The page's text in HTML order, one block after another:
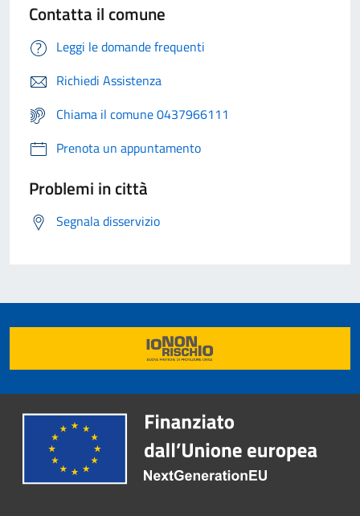
Contatta il comune
Leggi le domande frequenti
Richiedi Assistenza
Chiama il comune 0437966111
Prenota un appuntamento
Problemi in città
Segnala disservizio